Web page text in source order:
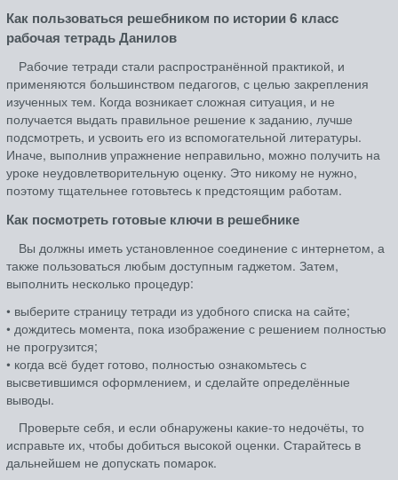
Как пользоваться решебником по истории 6 класс
рабочая тетрадь Данилов
Рабочие тетради стали распространённой практикой, и
применяются большинством педагогов, с целью закрепления
изученных тем. Когда возникает сложная ситуация, и не
получается выдать правильное решение к заданию, лучше
подсмотреть, и усвоить его из вспомогательной литературы.
Иначе, выполнив упражнение неправильно, можно получить на
уроке неудовлетворительную оценку. Это никому не нужно,
поэтому тщательнее готовьтесь к предстоящим работам.
Как посмотреть готовые ключи в решебнике
Вы должны иметь установленное соединение с интернетом, а
также пользоваться любым доступным гаджетом. Затем,
выполнить несколько процедур:
• выберите страницу тетради из удобного списка на сайте;
• дождитесь момента, пока изображение с решением полностью
не прогрузится;
• когда всё будет готово, полностью ознакомьтесь с
высветившимся оформлением, и сделайте определённые
выводы.
Проверьте себя, и если обнаружены какие-то недочёты, то
исправьте их, чтобы добиться высокой оценки. Старайтесь в
дальнейшем не допускать помарок.